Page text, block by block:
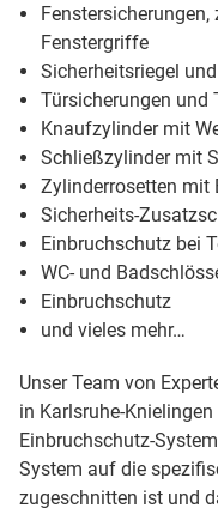
Fenstergriffe
Sicherheitsriegel
Türsicherungen und
Knaufzylinder mit
Schließzylinder mit
Zylinderrosetten mit
Sicherheits-
Einbruchschutz bei
WC- und
Einbruchschutz
und vieles mehr…
Unser Team von
in Karlsruhe-
Einbruchschutz-
System auf die
zugeschnitten ist und